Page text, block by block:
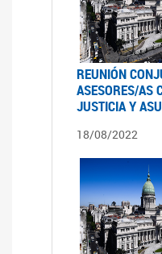
REUNIÓN
ASESORES/AS
JUSTICIA Y
18/08/2022